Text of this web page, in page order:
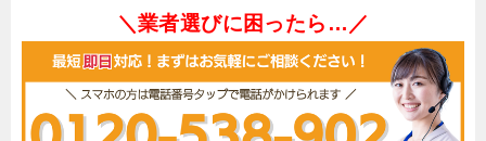
＼業者選びに困ったら…／